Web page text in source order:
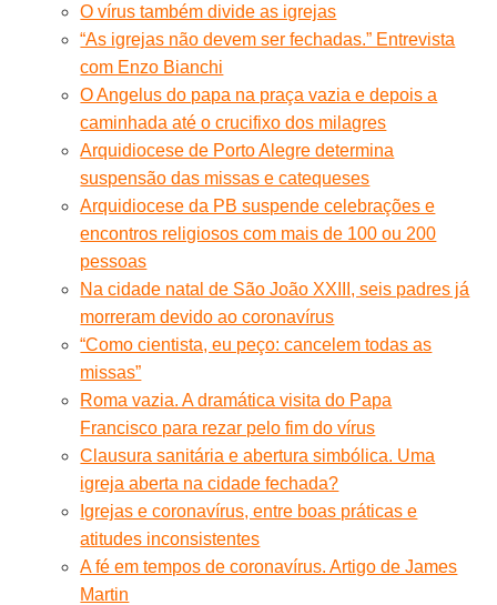
O vírus também divide as igrejas
“As igrejas não devem ser fechadas.” Entrevista
com Enzo Bianchi
O Angelus do papa na praça vazia e depois a
caminhada até o crucifixo dos milagres
Arquidiocese de Porto Alegre determina
suspensão das missas e catequeses
Arquidiocese da PB suspende celebrações e
encontros religiosos com mais de 100 ou 200
pessoas
Na cidade natal de São João XXIII, seis padres já
morreram devido ao coronavírus
“Como cientista, eu peço: cancelem todas as
missas”
Roma vazia. A dramática visita do Papa
Francisco para rezar pelo fim do vírus
Clausura sanitária e abertura simbólica. Uma
igreja aberta na cidade fechada?
Igrejas e coronavírus, entre boas práticas e
atitudes inconsistentes
A fé em tempos de coronavírus. Artigo de James
Martin